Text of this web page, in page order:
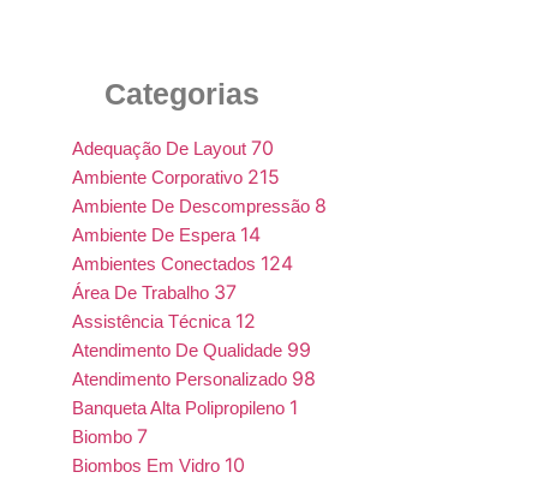
Categorias
Adequação De Layout 70
Ambiente Corporativo 215
Ambiente De Descompressão 8
Ambiente De Espera 14
Ambientes Conectados 124
Área De Trabalho 37
Assistência Técnica 12
Atendimento De Qualidade 99
Atendimento Personalizado 98
Banqueta Alta Polipropileno 1
Biombo 7
Biombos Em Vidro 10